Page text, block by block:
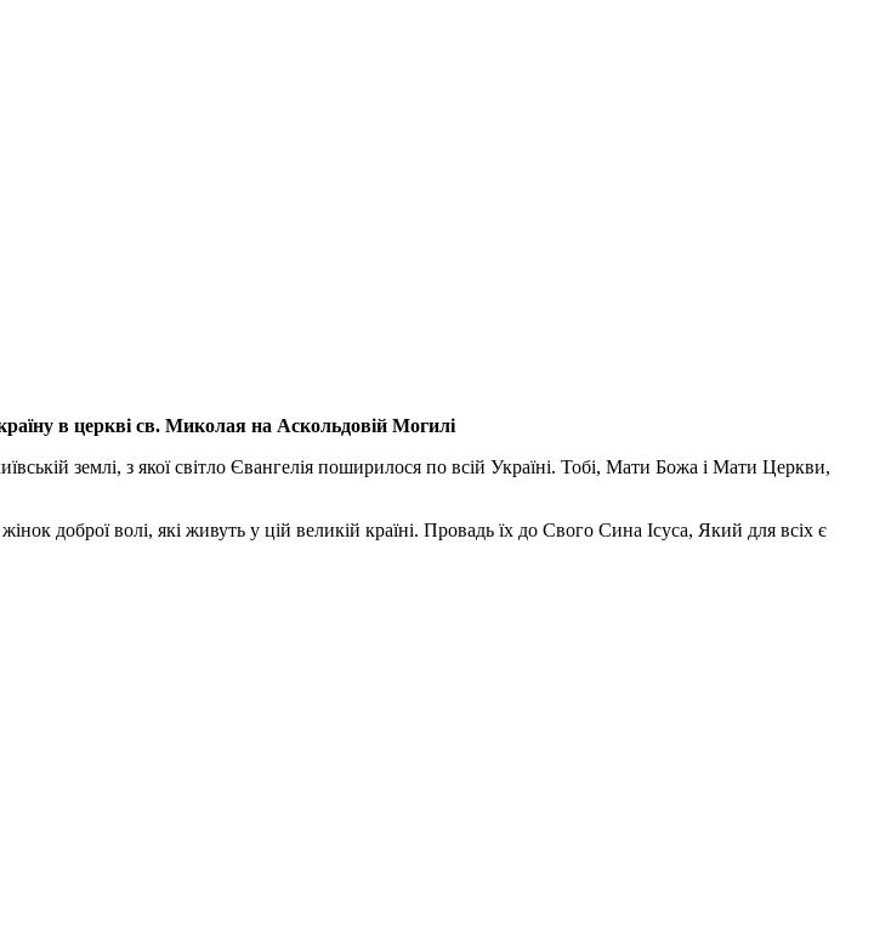
в церкві св. Миколая на Аскольдовій Могилі
землі, з якої світло Євангелія поширилося по всій Україні. Тобі, Мати Божа і Мати Церкви,
доброї волі, які живуть у цій великій країні. Провадь їх до Свого Сина Ісуса, Який для всіх є